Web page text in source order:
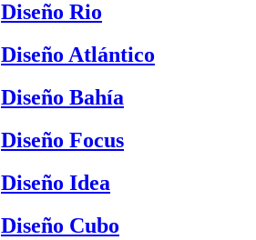
Diseño Rio
Diseño Atlántico
Diseño Bahía
Diseño Focus
Diseño Idea
Diseño Cubo